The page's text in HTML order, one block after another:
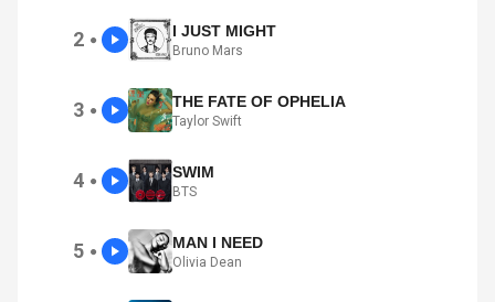
2 ● I JUST MIGHT
Bruno Mars
3 ● THE FATE OF OPHELIA
Taylor Swift
4 ● SWIM
BTS
5 ● MAN I NEED
Olivia Dean